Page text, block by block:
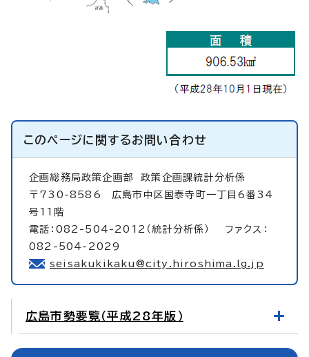
このページに関するお問い合わせ
企画総務局政策企画部政策企画課統計分析係
〒730-8586 広島市中区国泰寺町一丁目6番34
号11階
電話：082-504-2012（統計分析係） ファクス：
082-504-2029
seisakukikaku@city.hiroshima.lg.jp
広島市勢要覧（平成28年版）